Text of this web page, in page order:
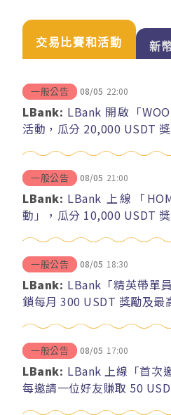
交易比賽和活動 新
一般公告 08/05 22:00
LBank: LBank 開啟「
活動，瓜分 20,000 USDT
一般公告 08/05 21:00
LBank: LBank 上線「
動」，瓜分 10,000 USDT
一般公告 08/05 18:30
LBank: LBank「精英帶單
鎖每月 300 USDT 獎勵及最
一般公告 08/05 17:00
LBank: LBank 上線「首次
每邀請一位好友賺取 50